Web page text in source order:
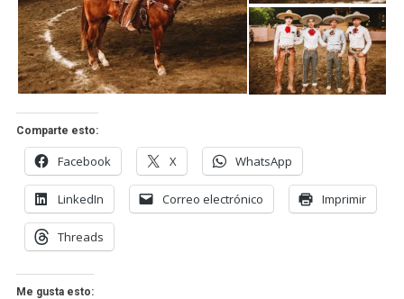
Comparte esto:
Facebook X WhatsApp
LinkedIn Correo electrónico Imprimir
Threads
Me gusta esto: